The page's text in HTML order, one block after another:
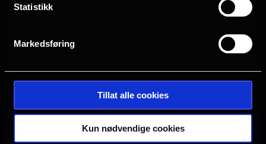
Statistikk
Markedsføring
Tillat alle cookies
Kun nødvendige cookies